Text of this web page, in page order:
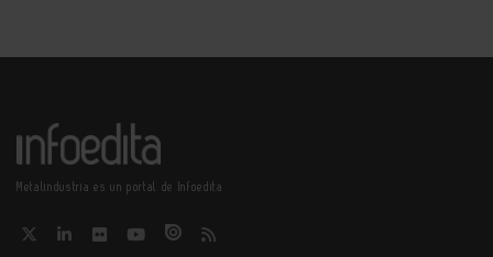
Metalindustria es un portal de Infoedita